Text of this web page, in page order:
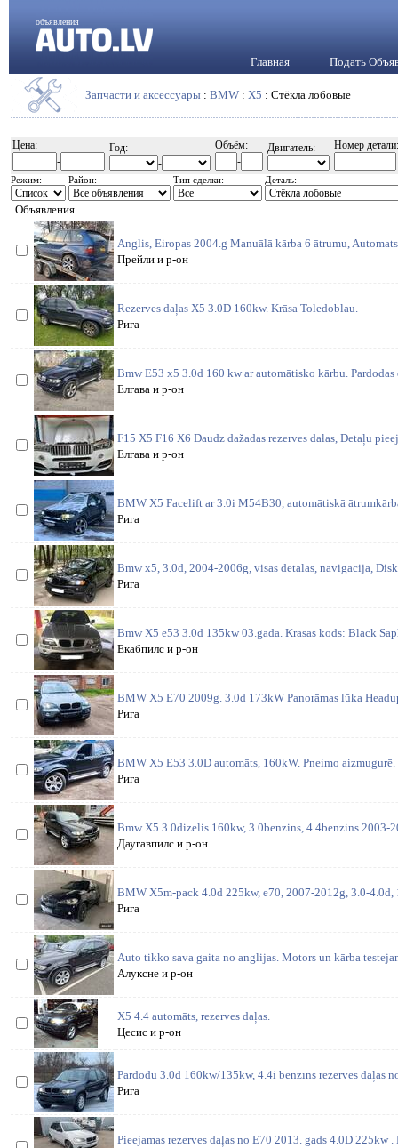
объявления
Главная Подать
Запчасти и аксессуары : BMW : X5 : Стёкла лобовые
Цена:
-
Год:
-
Объём:
-
Двигатель: Номер детали:
Режим: Район: Тип сделки: Деталь:
Объявления
Anglis, Eiropas 2004.g Manuālā kārba 6 ātrumu,
Прейли и р-он
Rezerves daļas X5 3.0D 160kw. Krāsa Toledoblau.
Рига
Bmw E53 x5 3.0d 160 kw ar automātisko kārbu. Pardodas
Елгава и р-он
F15 X5 F16 X6 Daudz dažadas rezerves dałas, Detaļu
Елгава и р-он
BMW X5 Facelift ar 3.0i M54B30, automātiskā
Рига
Bmw x5, 3.0d, 2004-2006g, visas detalas, navigacija,
Рига
Bmw X5 e53 3.0d 135kw 03.gada. Krāsas kods: Black
Екабпилс и р-он
BMW X5 E70 2009g. 3.0d 173kW Panorāmas lūka
Рига
BMW X5 E53 3.0D automāts, 160kW. Pneimo
Рига
Bmw X5 3.0dizelis 160kw, 3.0benzins, 4.4benzins 2003-
Даугавпилс и р-он
BMW X5m-pack 4.0d 225kw, e70, 2007-2012g, 3.0-
Рига
Auto tikko sava gaita no anglijas. Motors un kārba
Алуксне и р-он
X5 4.4 automāts, rezerves daļas.
Цесис и р-он
Pārdodu 3.0d 160kw/135kw, 4.4i benzīns rezerves daļas
Рига
Pieejamas rezerves daļas no E70 2013. gads 4.0D 225kw .